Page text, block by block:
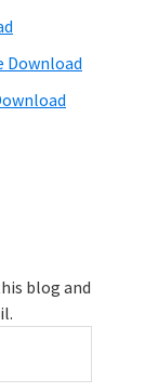
Download
blog and